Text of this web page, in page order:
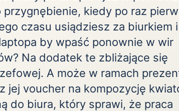
wszystkie Zobacz wszystkie(20)
przygnębienie, kiedy po raz
czasu usiądziesz za biurkiem i
by wpaść ponownie w wir
Na dodatek te zbliżające się
A może w ramach
jej voucher na kompozycję
do biura, który sprawi, że praca